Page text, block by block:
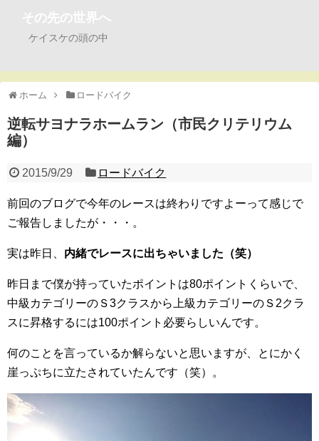
その先の世界へ
ケイスケの頭の中
ホーム ロードバイク
逆転サヨナラホームラン（市民クリテリウム
編）
2015/9/29 ロードバイク
前回のブログで今年のレースは終わりですよーって感じで
ご報告しましたが・・・。
実は昨日、 内緒でレースに出ちゃいました（笑）
昨日まで僕が持っていたポイントは80ポイントくらいで、
中級カテゴリーのＳ3クラスから上級カテゴリーのＳ2クラ
スに昇格するには100ポイント必要らしいんです。
何のことを言っているか解らないと思いますが、とにかく
崖っぷちに立たされていたんです（笑）。